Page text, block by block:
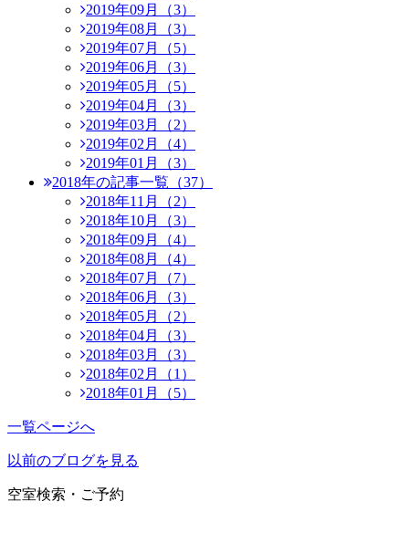
2019年09月（3）
2019年08月（3）
2019年07月（5）
2019年06月（3）
2019年05月（5）
2019年04月（3）
2019年03月（2）
2019年02月（4）
2019年01月（3）
2018年の記事一覧（37）
2018年11月（2）
2018年10月（3）
2018年09月（4）
2018年08月（4）
2018年07月（7）
2018年06月（3）
2018年05月（2）
2018年04月（3）
2018年03月（3）
2018年02月（1）
2018年01月（5）
一覧ページへ
以前のブログを見る
空室検索・ご予約